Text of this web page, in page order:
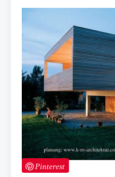
Pinterest